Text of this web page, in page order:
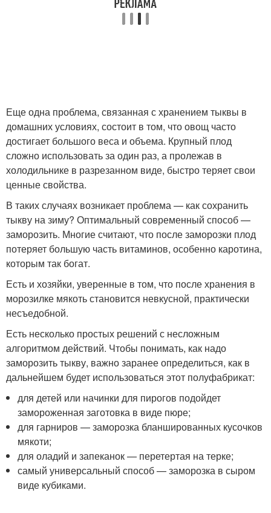
Еще одна проблема, связанная с хранением тыквы в
домашних условиях, состоит в том, что овощ часто
достигает большого веса и объема. Крупный плод
сложно использовать за один раз, а пролежав в
холодильнике в разрезанном виде, быстро теряет свои
ценные свойства.
В таких случаях возникает проблема — как сохранить
тыкву на зиму? Оптимальный современный способ —
заморозить. Многие считают, что после заморозки плод
потеряет большую часть витаминов, особенно каротина,
которым так богат.
Есть и хозяйки, уверенные в том, что после хранения в
морозилке мякоть становится невкусной, практически
несъедобной.
Есть несколько простых решений с несложным
алгоритмом действий. Чтобы понимать, как надо
заморозить тыкву, важно заранее определиться, как в
дальнейшем будет использоваться этот полуфабрикат:
для детей или начинки для пирогов подойдет
замороженная заготовка в виде пюре;
для гарниров — заморозка бланшированных кусочков
мякоти;
для оладий и запеканок — перетертая на терке;
самый универсальный способ — заморозка в сыром
виде кубиками.